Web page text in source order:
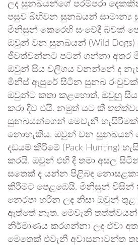
ලද සුනඛයන්ගේ පරම්පරා
පසුව බිහිවන සුනඛයන්
මිනිසුන් කෙරෙහි සංවේදී බවක්
ඔවුන් වන සුනඛයන් (Wild
ජීවත්වන්නට පටන් ගන්නා අතර
ඔවුන් සිය වලිගය වනන්නේ ද
මිනිස් ඇසුරේ සිටින සුනඛ
ඔවුන්ට කතා කළහොත්, ඔවුහු සිය
කරා දිව එයි. නමුත් යට කී
සුනඛයන්ගෙන් මෙවැනි හැසිරීමක්
නොහැකිය. ඔවුන් වන සුනඛයන්
දඩයම් කිරීමේ (Pack Hunting)
කරයි. ඔවුන් එහි දී තමා අසල
සතෙක් ද යන්න පිළිබඳ
කිරීමට පෙළඹෙයි. මිනිසුන් විසින්
නෙරපා හරින ලද නිසා ඔවුන්
ඇත්තේ නැත. මෙවැනි
නිර්මාණය කරගන්නා ලද ඒවා
මෙතෙක් එවැනි අවාසනාවන්ත